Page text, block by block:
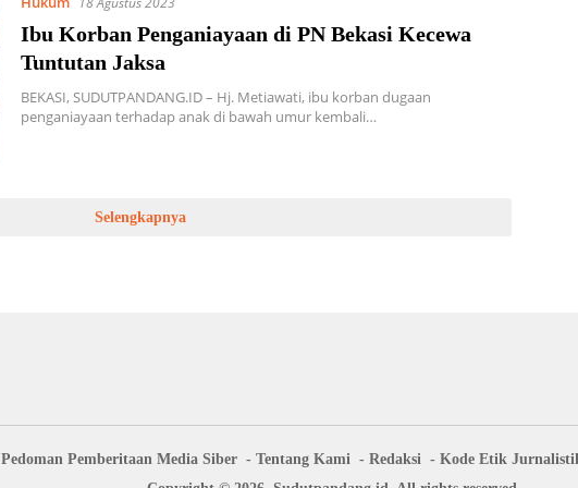
Ibu Korban Penganiayaan di PN Bekasi Kecewa
Tuntutan Jaksa
BEKASI, SUDUTPANDANG.ID – Hj. Metiawati, ibu korban dugaan
penganiayaan terhadap anak di bawah umur kembali…
Selengkapnya
Pedoman Pemberitaan Media Siber Tentang Kami Redaksi Kode Etik